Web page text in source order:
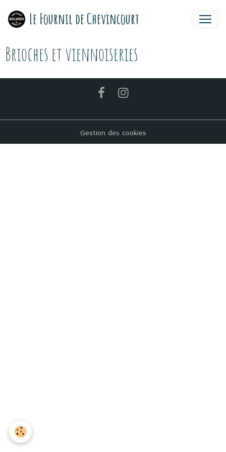
Le Fournil de Chevincourt
Brioches et viennoiseries
Gestion des cookies